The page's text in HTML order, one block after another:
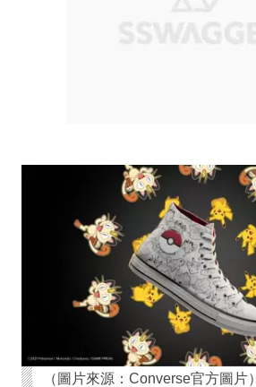
（圖片來源：Converse官方圖片）